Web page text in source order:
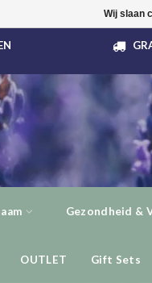
Gezondheid &
OUTLET Gift Sets
Wij slaan